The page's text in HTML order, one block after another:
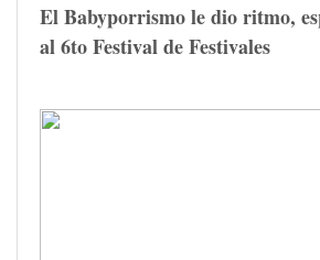
El Babyporrismo le dio ritmo,
al 6to Festival de Festivales